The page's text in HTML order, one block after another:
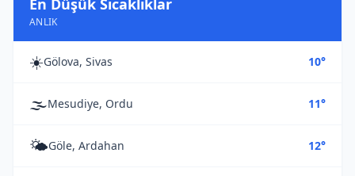
En Düşük Sıcaklıklar
ANLIK
☀️Gölova, Sivas 10°
🌫️Mesudiye, Ordu 11°
🌤️Göle, Ardahan 12°